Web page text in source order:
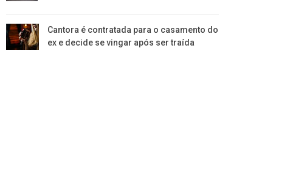
Cantora é contratada para o casamento do
ex e decide se vingar após ser traída